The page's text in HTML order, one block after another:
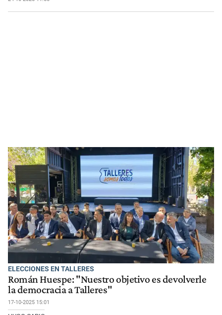
ELECCIONES EN TALLERES
Román Huespe: "Nuestro objetivo es devolverle
la democracia a Talleres"
17-10-2025 15:01